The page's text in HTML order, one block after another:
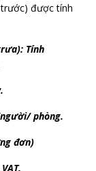
được tính
Tính
phòng.
đơn)